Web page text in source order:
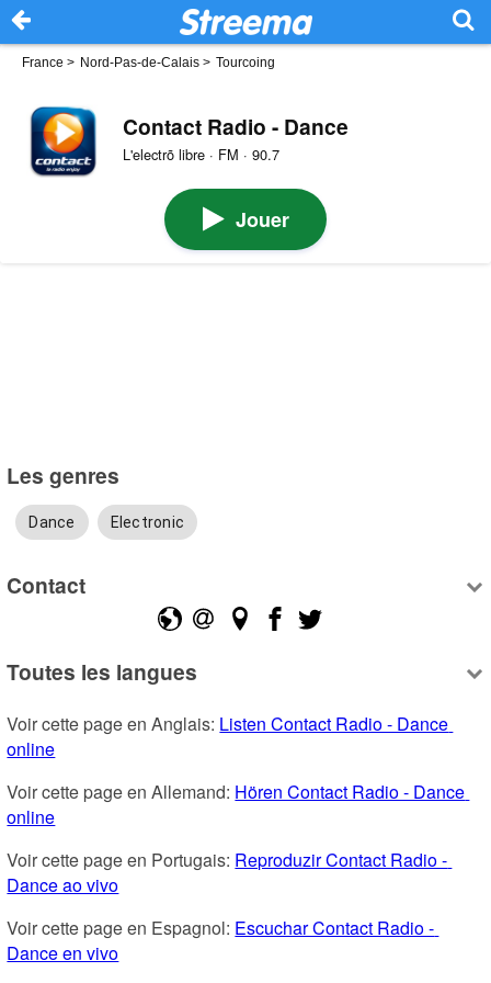
France > Nord-Pas-de-Calais > Tourcoing
Contact Radio - Dance
L'electrõ libre · FM · 90.7
Jouer
Les genres
Dance Electronic
Contact
Toutes les langues
Voir cette page en Anglais: Listen Contact Radio - Dance
online
Voir cette page en Allemand: Hören Contact Radio - Dance
online
Voir cette page en Portugais: Reproduzir Contact Radio -
Dance ao vivo
Voir cette page en Espagnol: Escuchar Contact Radio -
Dance en vivo